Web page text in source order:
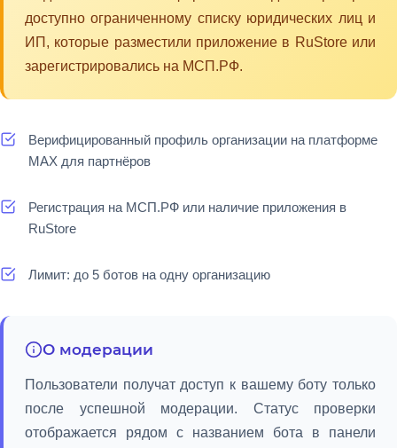
доступно ограниченному списку юридических лиц и
ИП, которые разместили приложение в RuStore или
зарегистрировались на МСП.РФ.
Верифицированный профиль организации на платформе
MAX для партнёров
Регистрация на МСП.РФ или наличие приложения в
RuStore
Лимит: до 5 ботов на одну организацию
О модерации
Пользователи получат доступ к вашему боту только
после успешной модерации. Статус проверки
отображается рядом с названием бота в панели